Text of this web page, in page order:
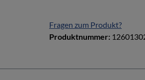
Fragen zum Produkt?
Produktnummer: